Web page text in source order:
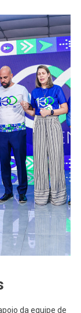
da equipe de